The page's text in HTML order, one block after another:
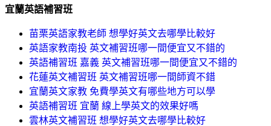
宜蘭英語補習班
苗栗英語家教老師 想學好英文去哪學比較好
英語家教南投 英文補習班哪一間便宜又不錯的
英語補習班 嘉義 英文補習班哪一間便宜又不錯的
花蓮英文補習班 英文補習班哪一間師資不錯
宜蘭英文家教 免費學英文有哪些地方可以學
英語補習班 宜蘭 線上學英文的效果好嗎
雲林英文補習班 想學好英文去哪學比較好